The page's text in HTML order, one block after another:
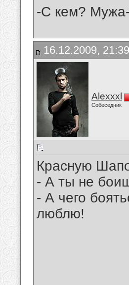
-С кем?
16.12.2009, 21:39
Alexxxl
Собеседник
Красную
- А ты не
- А чего
люблю!